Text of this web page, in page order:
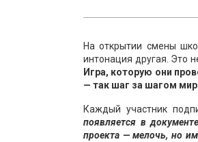
На открытии смены
интонация другая. Это
Игра, которую они
— так шаг за шагом
Каждый участник
появляется в
проекта — мелочь, но